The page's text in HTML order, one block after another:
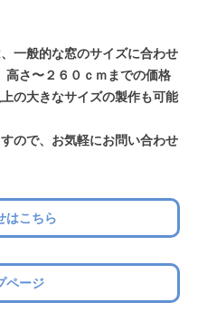
一般的な窓のサイズに合わせ
さ〜２６０ｃｍまでの価格
の大きなサイズの製作も可能
ので、お気軽にお問い合わせ
はこちら
ページ